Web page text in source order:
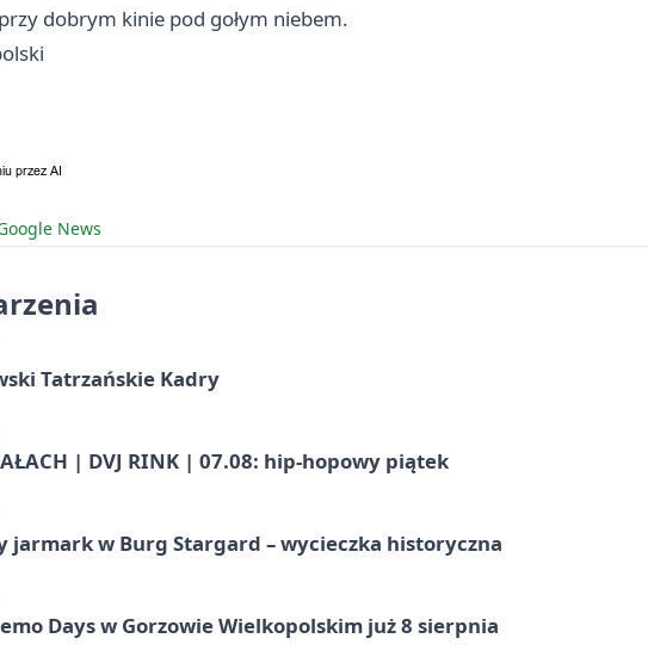
dobrym kinie pod gołym niebem.
News
Tatrzańskie Kadry
| DVJ RINK | 07.08: hip-hopowy piątek
jarmark w Burg Stargard – wycieczka historyczna
Days w Gorzowie Wielkopolskim już 8 sierpnia